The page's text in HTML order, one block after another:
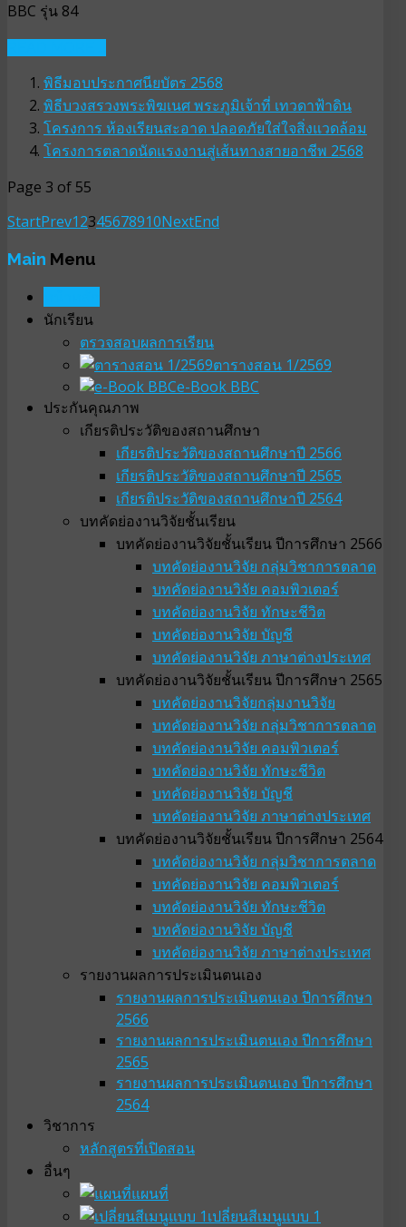
BBC รุ่น 84
พิธีมอบประกาศนียบัตร 2568
พิธีบวงสรวงพระพิฆเนศ พระภูมิเจ้าที่ เทวดาฟ้าดิน
โครงการ ห้องเรียนสะอาด ปลอดภัยใส่ใจสิ่งแวดล้อม
โครงการตลาดนัดแรงงานสู่เส้นทางสายอาชีพ 2568
Page 3 of 55
StartPrev12345678910NextEnd
Main Menu
นักเรียน
ตรวจสอบผลการเรียน
ตารางสอน 1/2569
e-Book BBC
ประกันคุณภาพ
เกียรติประวัติของสถานศึกษา
เกียรติประวัติของสถานศึกษาปี 2566
เกียรติประวัติของสถานศึกษาปี 2565
เกียรติประวัติของสถานศึกษาปี 2564
บทคัดย่องานวิจัยชั้นเรียน
บทคัดย่องานวิจัยชั้นเรียน ปีการศึกษา 2566
บทคัดย่องานวิจัย กลุ่มวิชาการตลาด
บทคัดย่องานวิจัย คอมพิวเตอร์
บทคัดย่องานวิจัย ทักษะชีวิต
บทคัดย่องานวิจัย บัญชี
บทคัดย่องานวิจัย ภาษาต่างประเทศ
บทคัดย่องานวิจัยชั้นเรียน ปีการศึกษา 2565
บทคัดย่องานวิจัยกลุ่มงานวิจัย
บทคัดย่องานวิจัย กลุ่มวิชาการตลาด
บทคัดย่องานวิจัย คอมพิวเตอร์
บทคัดย่องานวิจัย ทักษะชีวิต
บทคัดย่องานวิจัย บัญชี
บทคัดย่องานวิจัย ภาษาต่างประเทศ
บทคัดย่องานวิจัยชั้นเรียน ปีการศึกษา 2564
บทคัดย่องานวิจัย กลุ่มวิชาการตลาด
บทคัดย่องานวิจัย คอมพิวเตอร์
บทคัดย่องานวิจัย ทักษะชีวิต
บทคัดย่องานวิจัย บัญชี
บทคัดย่องานวิจัย ภาษาต่างประเทศ
รายงานผลการประเมินตนเอง
รายงานผลการประเมินตนเอง ปีการศึกษา
2566
รายงานผลการประเมินตนเอง ปีการศึกษา
2565
รายงานผลการประเมินตนเอง ปีการศึกษา
2564
วิชาการ
หลักสูตรที่เปิดสอน
อื่นๆ
แผนที่
เปลี่ยนสีเมนูแบบ 1